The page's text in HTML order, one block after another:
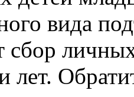
вида
сбор
лет.